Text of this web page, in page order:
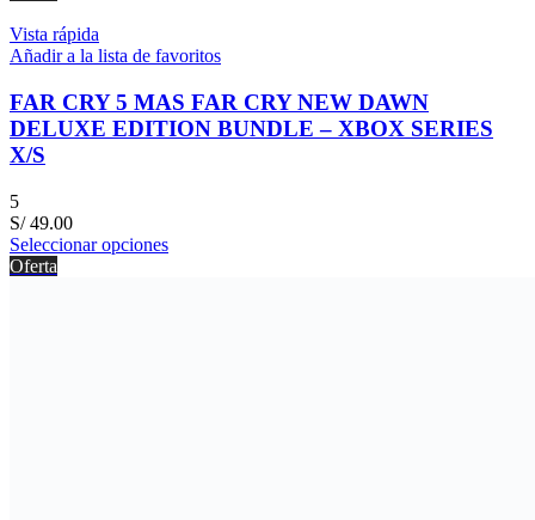
Vista rápida
Añadir a la lista de favoritos
FAR CRY 5 MAS FAR CRY NEW DAWN
DELUXE EDITION BUNDLE – XBOX SERIES
X/S
5
S/49.00
Seleccionar opciones
Oferta